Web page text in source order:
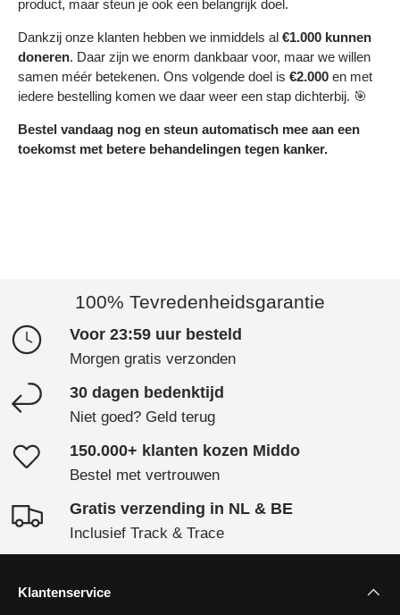
product, maar steun je ook een belangrijk doel.
Dankzij onze klanten hebben we inmiddels al €1.000 kunnen
doneren. Daar zijn we enorm dankbaar voor, maar we willen
samen méér betekenen. Ons volgende doel is €2.000 en met
iedere bestelling komen we daar weer een stap dichterbij. 🎯
Bestel vandaag nog en steun automatisch mee aan een
toekomst met betere behandelingen tegen kanker.
100% Tevredenheidsgarantie
Voor 23:59 uur besteld
Morgen gratis verzonden
30 dagen bedenktijd
Niet goed? Geld terug
150.000+ klanten kozen Middo
Bestel met vertrouwen
Gratis verzending in NL & BE
Inclusief Track & Trace
Klantenservice